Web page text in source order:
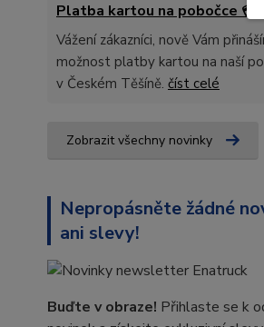
Platba kartou na pobočce 💳
Vážení zákazníci, nově Vám
možnost platby kartou na naší
v Českém Těšíně. číst celé
Zobrazit všechny novinky
Nepropásněte žádné
ani slevy!
Buďte v obraze! Přihlaste se k